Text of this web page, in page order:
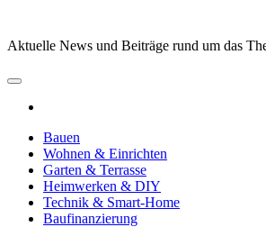
springen
Aktuelle News und Beiträge rund um das
Bauen
Wohnen & Einrichten
Garten & Terrasse
Heimwerken & DIY
Technik & Smart-Home
Baufinanzierung